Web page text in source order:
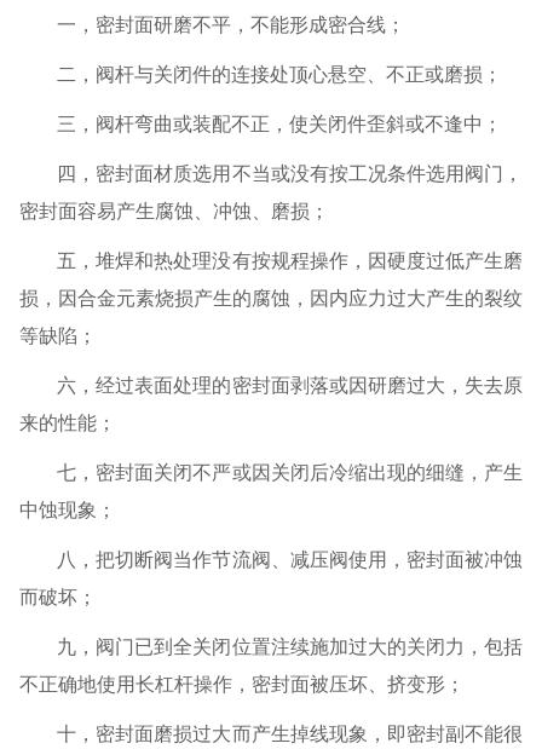
一，密封面研磨不平，不能形成密合线；
二，阀杆与关闭件的连接处顶心悬空、不正或磨损；
三，阀杆弯曲或装配不正，使关闭件歪斜或不逢中；
四，密封面材质选用不当或没有按工况条件选用阀门，
密封面容易产生腐蚀、冲蚀、磨损；
五，堆焊和热处理没有按规程操作，因硬度过低产生磨
损，因合金元素烧损产生的腐蚀，因内应力过大产生的裂纹
等缺陷；
六，经过表面处理的密封面剥落或因研磨过大，失去原
来的性能；
七，密封面关闭不严或因关闭后冷缩出现的细缝，产生
中蚀现象；
八，把切断阀当作节流阀、减压阀使用，密封面被冲蚀
而破坏；
九，阀门已到全关闭位置注续施加过大的关闭力，包括
不正确地使用长杠杆操作，密封面被压坏、挤变形；
十，密封面磨损过大而产生掉线现象，即密封副不能很